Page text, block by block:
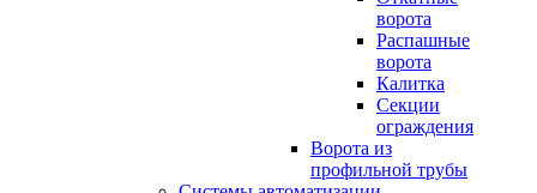
ворота
Распашные
ворота
Калитка
Секции
ограждения
Ворота из
профильной трубы